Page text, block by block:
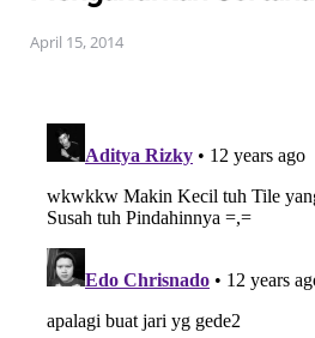
April 15, 2014